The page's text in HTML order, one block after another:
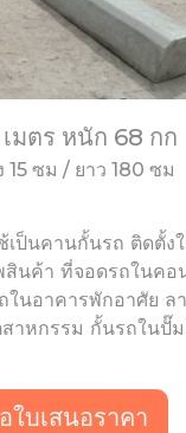
เมตร หนัก 68 กก
15 ซม / ยาว 180 ซม
เป็นคานกั้นรถ ติดตั้ง
สินค้า ที่จอดรถในคอ
ในอาคารพักอาศัย ล
สาหกรรม กั้นรถในปั๊
ใบเสนอราคา